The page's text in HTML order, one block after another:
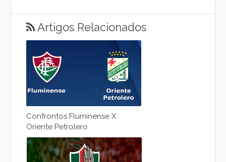
Artigos Relacionados
Confrontos Fluminense X
Oriente Petrolero